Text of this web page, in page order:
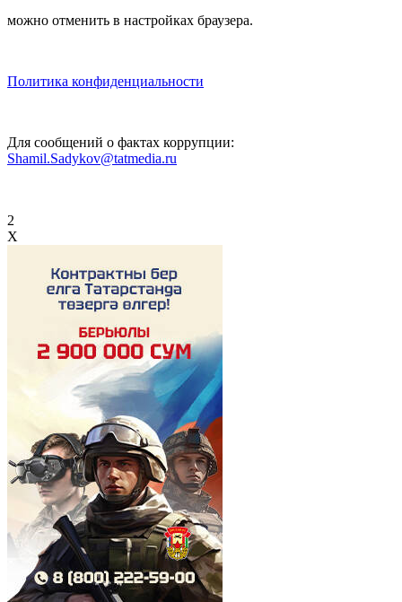
можно отменить в настройках браузера.
Политика конфиденциальности
Для сообщений о фактах коррупции:
Shamil.Sadykov@tatmedia.ru
2
X